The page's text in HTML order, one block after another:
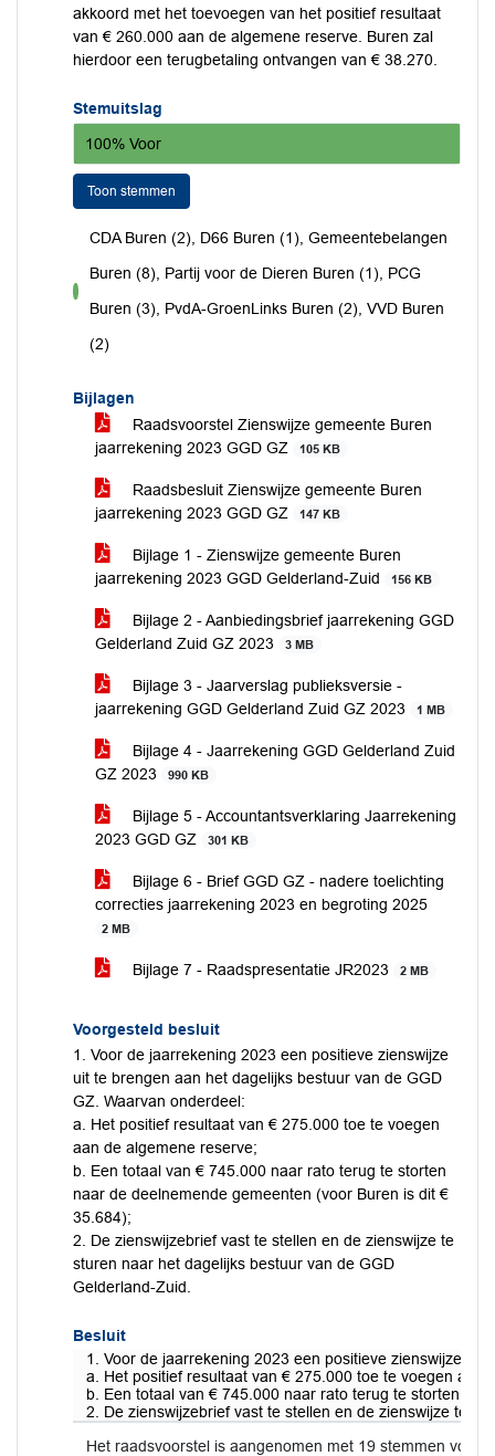
akkoord met het toevoegen van het positief resultaat
van € 260.000 aan de algemene reserve. Buren zal
hierdoor een terugbetaling ontvangen van € 38.270.
Stemuitslag
100% Voor
Toon stemmen
voor
CDA Buren (2), D66 Buren (1), Gemeentebelangen
Buren (8), Partij voor de Dieren Buren (1), PCG
Buren (3), PvdA-GroenLinks Buren (2), VVD Buren
(2)
Bijlagen
Raadsvoorstel Zienswijze gemeente Buren
jaarrekening 2023 GGD GZ
105 KB
Raadsbesluit Zienswijze gemeente Buren
jaarrekening 2023 GGD GZ
147 KB
Bijlage 1 - Zienswijze gemeente Buren
jaarrekening 2023 GGD Gelderland-Zuid
156 KB
Bijlage 2 - Aanbiedingsbrief jaarrekening GGD
Gelderland Zuid GZ 2023
3 MB
Bijlage 3 - Jaarverslag publieksversie -
jaarrekening GGD Gelderland Zuid GZ 2023
1 MB
Bijlage 4 - Jaarrekening GGD Gelderland Zuid
GZ 2023
990 KB
Bijlage 5 - Accountantsverklaring Jaarrekening
2023 GGD GZ
301 KB
Bijlage 6 - Brief GGD GZ - nadere toelichting
correcties jaarrekening 2023 en begroting 2025
2 MB
Bijlage 7 - Raadspresentatie JR2023 2 MB
Voorgesteld besluit
1. Voor de jaarrekening 2023 een positieve zienswijze
uit te brengen aan het dagelijks bestuur van de GGD
GZ. Waarvan onderdeel:
a. Het positief resultaat van € 275.000 toe te voegen
aan de algemene reserve;
b. Een totaal van € 745.000 naar rato terug te storten
naar de deelnemende gemeenten (voor Buren is dit €
35.684);
2. De zienswijzebrief vast te stellen en de zienswijze te
sturen naar het dagelijks bestuur van de GGD
Gelderland-Zuid.
Besluit
1. Voor de jaarrekening 2023 een positieve zienswijze
a. Het positief resultaat van € 275.000 toe te voegen aan
b. Een totaal van € 745.000 naar rato terug te storten
2. De zienswijzebrief vast te stellen en de zienswijze te
Het raadsvoorstel is aangenomen met 19 stemmen voor